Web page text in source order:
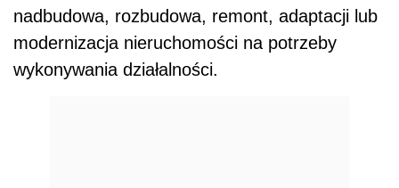
nadbudowa, rozbudowa, remont, adaptacji lub
modernizacja nieruchomości na potrzeby
wykonywania działalności.